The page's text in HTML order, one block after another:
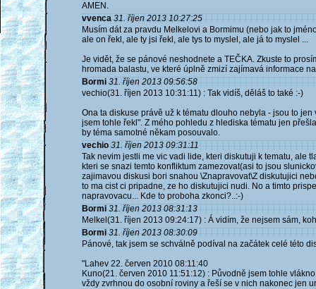
AMEN.
vvenca 31. říjen 2013 10:27:25
Musím dát za pravdu Melkelovi a Bormimu (nebo jak to
ale on řekl, ale ty jsi řekl, ale tys to myslel, ale já to myslel ...
Je vidět, že se pánové neshodnete a TEČKA. Zkuste to
hromada balastu, ve které úplně zmizí zajímavá informace
Bormi 31. říjen 2013 09:56:58
vechio(31. říjen 2013 10:31:11) : Tak vidíš, děláš to také :-)
Ona ta diskuse právě už k tématu dlouho nebyla - jsou to
jsem tohle řekl". Z mého pohledu z hlediska tématu jen
by téma samotné někam posouvalo.
vechio 31. říjen 2013 09:31:11
Tak nevim jestli me vic vadi lide, kteri diskutuji k tematu, ale
kteri se snazi temto konfliktum zamezovat(asi to jsou
zajimavou diskusi bori snahou \Znapravovat\Z diskutujici
to ma cist ci pripadne, ze ho diskutujici nudi. No a timto
napravovacu... Kde to proboha zkonci?..:-)
Bormi 31. říjen 2013 08:31:13
Melkel(31. říjen 2013 09:24:17) : Á vidím, že nejsem sám,
Bormi 31. říjen 2013 08:30:09
Pánové, tak jsem se schválně podíval na začátek celé této
"Lahev 22. červen 2010 08:11:40
Kuno(21. červen 2010 11:51:12) : Původně jsem tohle
vždy zvrhnou do osobní roviny a řeší se v nich nakonec jen